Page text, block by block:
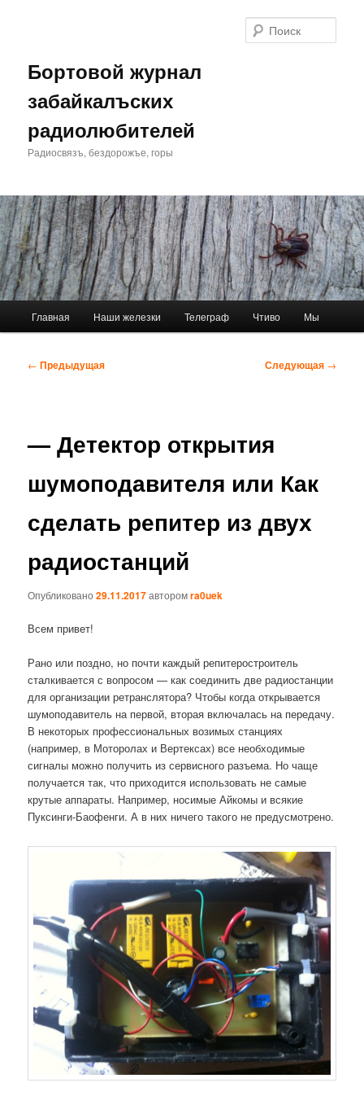
Бортовой журнал
забайкалъских
радиолюбителей
Радиосвязъ, бездорожъе, горы
Главная Наши железки Телеграф Чтиво Мы
Навигация
← Предыдущая Следующая →
— Детектор открытия
шумоподавителя или Как
сделать репитер из двух
радиостанций
Опубликовано29.11.2017авторомra0uek
Всем привет!
Рано или поздно, но почти каждый репитеростроитель
сталкивается с вопросом — как соединить две радиостанции
для организации ретранслятора? Чтобы когда открывается
шумоподавитель на первой, вторая включалась на передачу.
В некоторых профессиональных возимых станциях
(например, в Моторолах и Вертексах) все необходимые
сигналы можно получить из сервисного разъема. Но чаще
получается так, что приходится использовать не самые
крутые аппараты. Например, носимые Айкомы и всякие
Пуксинги-Баофенги. А в них ничего такого не предусмотрено.